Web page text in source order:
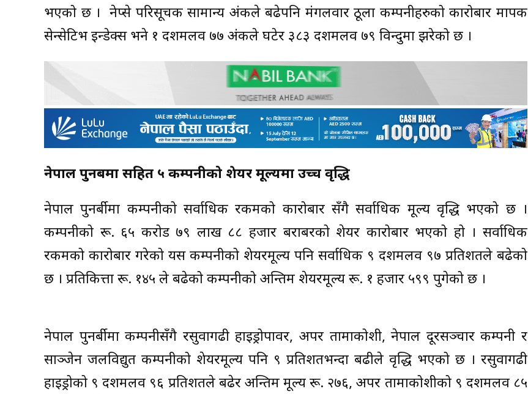
भएको छ । नेप्से परिसूचक सामान्य अंकले बढेपनि मंगलवार ठूला कम्पनीहरुको कारोबार मापक
सेन्सेटिभ इन्डेक्स भने १ दशमलव ७७ अंकले घटेर ३८३ दशमलव ७९ विन्दुमा झरेको छ ।
नेपाल पुनर्बीमा सहित ५ कम्पनीको शेयर मूल्यमा उच्च वृद्धि
नेपाल पुनर्बीमा कम्पनीको सर्वाधिक रकमको कारोबार सँगै सर्वाधिक मूल्य वृद्धि भएको छ ।
कम्पनीको रू. ६५ करोड ७९ लाख ८८ हजार बराबरको शेयर कारोबार भएको हो । सर्वाधिक
रकमको कारोबार गरेको यस कम्पनीको शेयरमूल्य पनि सर्वाधिक ९ दशमलव ९७ प्रतिशतले बढेको
छ । प्रतिकित्ता रू. १४५ ले बढेको कम्पनीको अन्तिम शेयरमूल्य रू. १ हजार ५९९ पुगेको छ ।
नेपाल पुनर्बीमा कम्पनीसँगै रसुवागढी हाइड्रोपावर, अपर तामाकोशी, नेपाल दूरसञ्चार कम्पनी र
साञ्जेन जलविद्युत कम्पनीको शेयरमूल्य पनि ९ प्रतिशतभन्दा बढीले वृद्धि भएको छ । रसुवागढी
हाइड्रोको ९ दशमलव ९६ प्रतिशतले बढेर अन्तिम मूल्य रू. २७६, अपर तामाकोशीको ९ दशमलव ८५